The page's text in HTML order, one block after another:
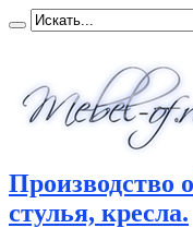
Производство
стулья, кресла.